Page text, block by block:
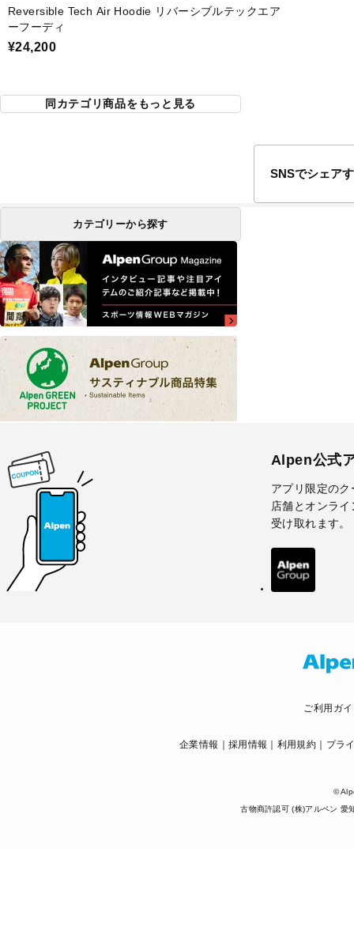
Reversible Tech Air Hoodie リバーシブルテックエア
ーフーディ
¥24,200
同カテゴリ商品をもっと見る
SNSでシェア
カテゴリーから探す
Alpen公式
アプリ限定の
店舗とオンラ
受け取れます。
ご利用ガ
企業情報 採用情報 利用規約 プラ
©
古物商許認可 (株)アルペン